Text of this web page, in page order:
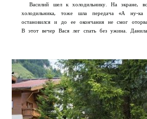
Василий шел к холодильнику. На экране,
холодильника, тоже шла передача «А ну-ка
остановился и до ее окончания не смог
В этот вечер Вася лег спать без ужина.